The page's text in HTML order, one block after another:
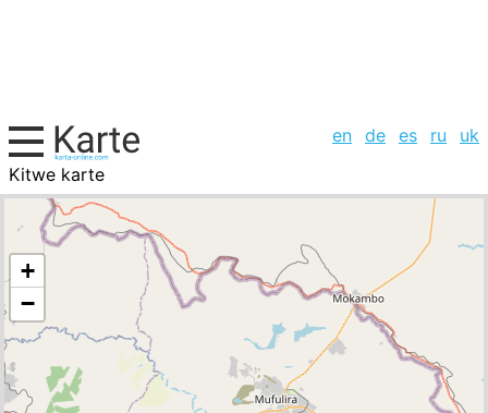
en de es ru
uk
Kitwe karte
Sambia, Städte-Liste
+
−